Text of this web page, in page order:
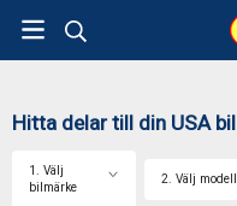
Hitta delar till din USA bil
1. Välj
bilmärke
2. Välj modell